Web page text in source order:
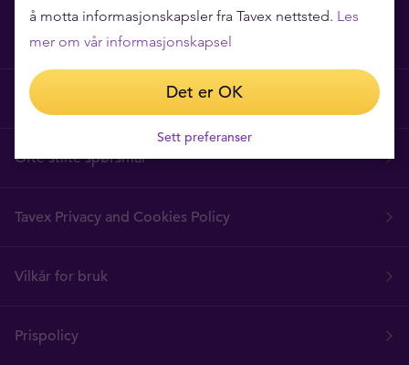
Hvorfor Tavex?
Ofte stilte spørsmål
Tavex Privacy and Cookies Policy
Vilkår for bruk
Prispolicy
å motta informasjonskapsler fra Tavex nettsted. Les
mer om vår informasjonskapsel
Det er OK
Sett preferanser